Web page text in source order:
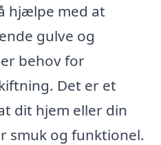
hjælpe med at
gulve og
behov for
Det er et
dit hjem eller din
smuk og funktionel.